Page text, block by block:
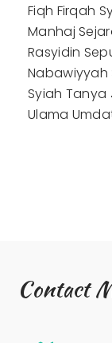
Fiqh Firqah
Manhaj
Rasyidin
Nabawiyyah
Syiah Tanya
Ulama
Contact